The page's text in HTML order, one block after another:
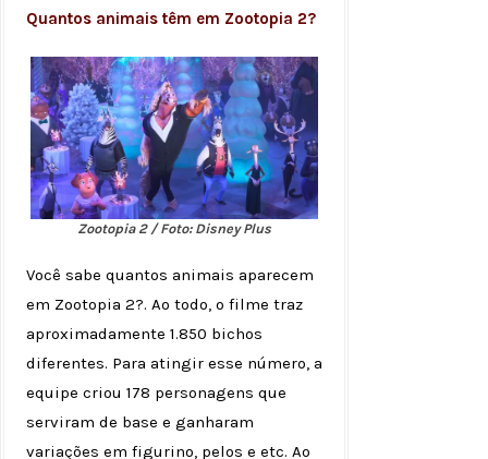
Quantos animais têm em Zootopia 2?
Zootopia 2 / Foto: Disney Plus
Você sabe quantos animais aparecem
em Zootopia 2?. Ao todo, o filme traz
aproximadamente 1.850 bichos
diferentes. Para atingir esse número, a
equipe criou 178 personagens que
serviram de base e ganharam
variações em figurino, pelos e etc. Ao